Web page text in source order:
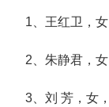
1、王红卫，
2、朱静君，
3、刘 芳，女